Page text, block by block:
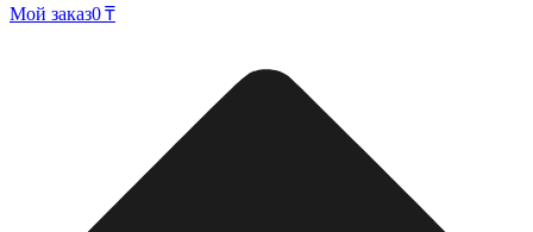
Мой заказ0 ₸